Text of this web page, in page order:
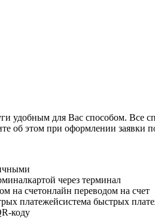
удобным для Вас способом. Все
об этом при оформлении заявки
картой через терминал
онлайн переводом на счет
система быстрых
коду